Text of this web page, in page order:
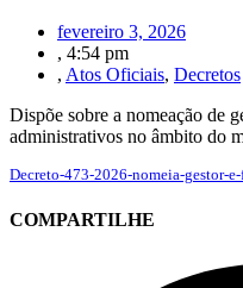
fevereiro 3, 2026
, 4:54 pm
, Atos Oficiais, Decretos
Dispõe sobre a nomeação de
administrativos no âmbito do
Decreto-473-2026-nomeia-gestor-
COMPARTILHE